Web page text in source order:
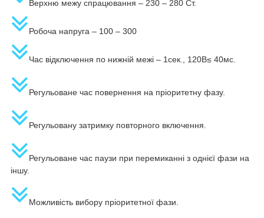
Верхню межу спрацювання – 230 – 280 Ст.
Робоча напруга – 100 – 300
Час відключення по нижній межі – 1сек., 120В≤ 40мс.
Регульоване час повернення на пріоритетну фазу.
Регульовану затримку повторного включення.
Регульоване час паузи при перемиканні з однієї фази на
іншу.
Можливість вибору пріоритетної фази.